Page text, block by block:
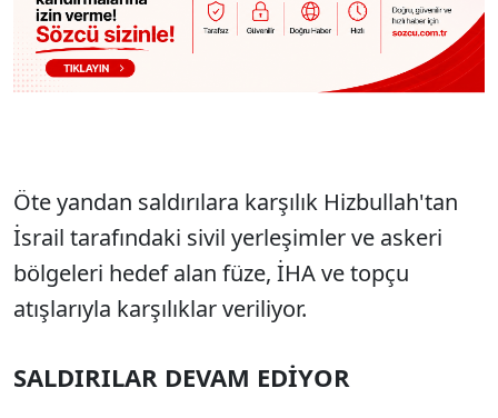
Öte yandan saldırılara karşılık Hizbullah'tan
İsrail tarafındaki sivil yerleşimler ve askeri
bölgeleri hedef alan füze, İHA ve topçu
atışlarıyla karşılıklar veriliyor.
SALDIRILAR DEVAM EDİYOR